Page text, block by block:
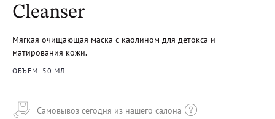
Cleanser
Мягкая очищающая маска с каолином для детокса и
матирования кожи.
ОБЪЕМ: 50 МЛ
Самовывоз сегодня из нашего салона